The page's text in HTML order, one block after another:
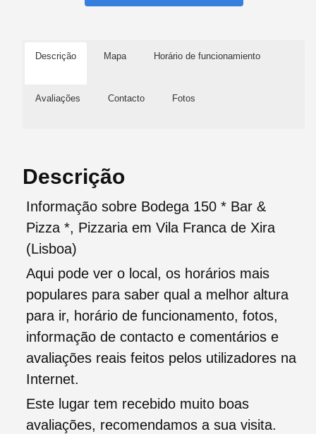
Descrição Mapa Horário de funcionamiento
Avaliações Contacto Fotos
Descrição
Informação sobre Bodega 150 * Bar &
Pizza *, Pizzaria em Vila Franca de Xira
(Lisboa)
Aqui pode ver o local, os horários mais
populares para saber qual a melhor altura
para ir, horário de funcionamento, fotos,
informação de contacto e comentários e
avaliações reais feitos pelos utilizadores na
Internet.
Este lugar tem recebido muito boas
avaliações, recomendamos a sua visita.